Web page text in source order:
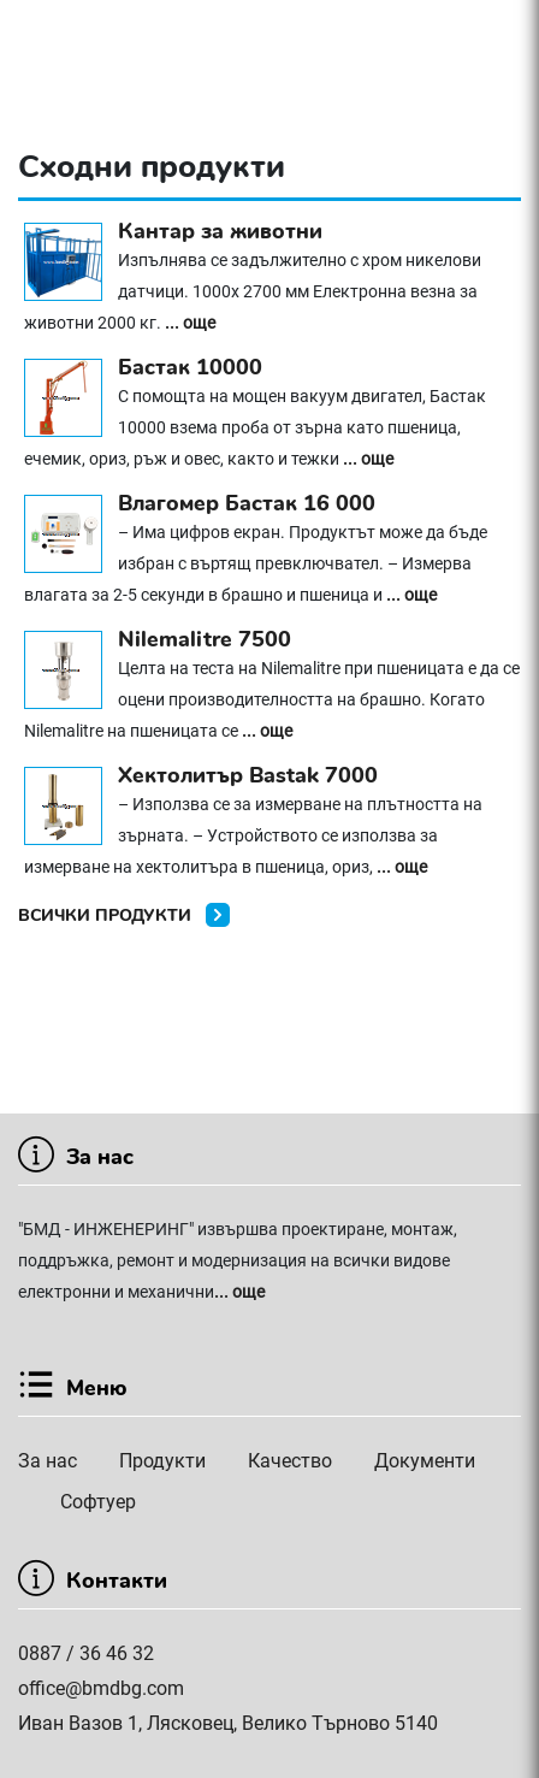
Сходни продукти
Кантар за животни
Изпълнява се задължително с хром никелови
датчици. 1000х 2700 мм Електронна везна за
животни 2000 кг. ... още
Бастак 10000
С помощта на мощен вакуум двигател, Бастак
10000 взема проба от зърна като пшеница,
ечемик, ориз, ръж и овес, както и тежки ... още
Влагомер Бастак 16 000
– Има цифров екран. Продуктът може да бъде
избран с въртящ превключвател. – Измерва
влагата за 2-5 секунди в брашно и пшеница и ... още
Nilemalitre 7500
Целта на теста на Nilemalitre при пшеницата е да се
оцени производителността на брашно. Когато
Nilemalitre на пшеницата се ... още
Хектолитър Bastak 7000
– Използва се за измерване на плътността на
зърната. – Устройството се използва за
измерване на хектолитъра в пшеница, ориз, ... още
ВСИЧКИ ПРОДУКТИ
За нас
"БМД - ИНЖЕНЕРИНГ" извършва проектиране, монтаж,
поддръжка, ремонт и модернизация на всички видове
електронни и механични... още
Меню
За нас Продукти Качество
Документи
Софтуер
Контакти
0887 / 36 46 32
office@bmdbg.com
Иван Вазов 1, Лясковец, Велико Търново 5140